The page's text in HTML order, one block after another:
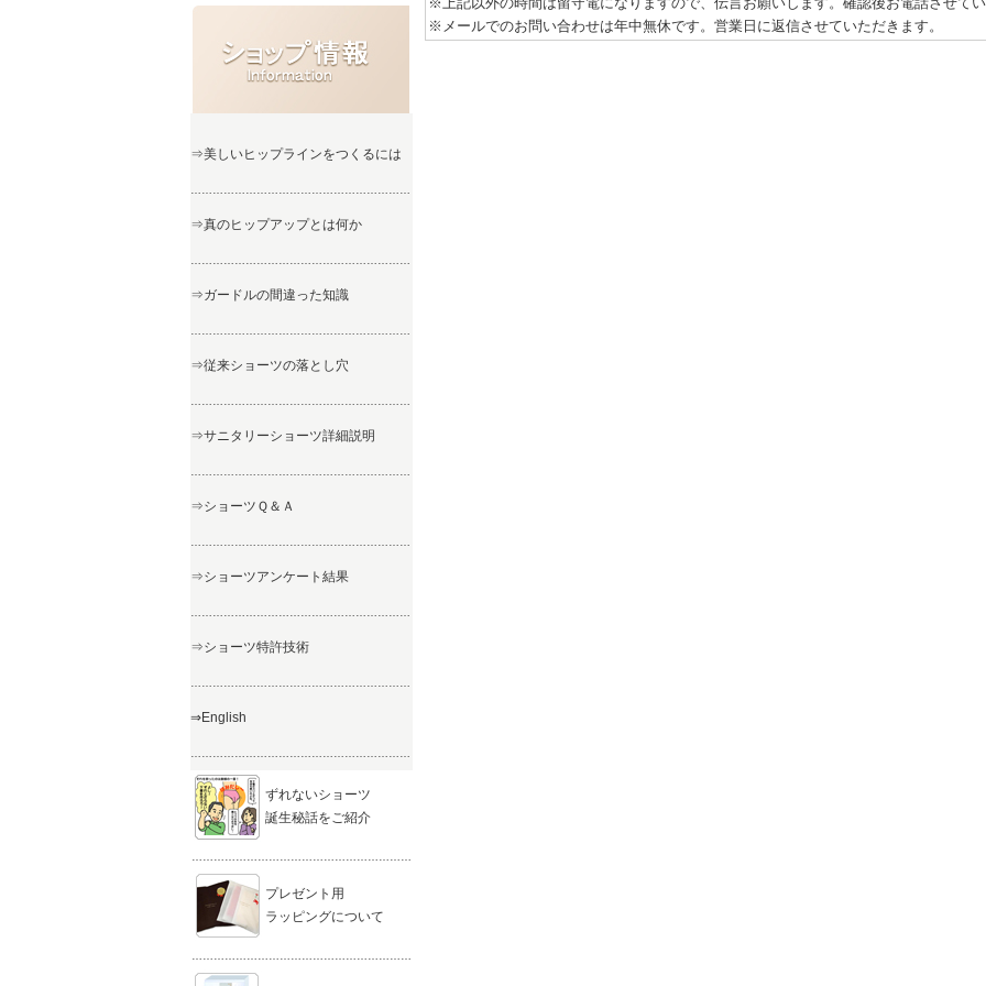
⇒美しいヒップラインをつくるには
⇒真のヒップアップとは何か
⇒ガードルの間違った知識
⇒従来ショーツの落とし穴
⇒サニタリーショーツ詳細説明
⇒ショーツＱ＆Ａ
⇒ショーツアンケート結果
⇒ショーツ特許技術
⇒English
ずれないショーツ
誕生秘話をご紹介
プレゼント用
ラッピングについて
※メールでのお問い合わせは年中無休です。営業日に返信させていただきます。